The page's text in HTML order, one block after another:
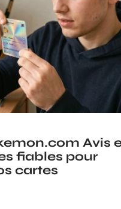
Avis
fiables pour
cartes